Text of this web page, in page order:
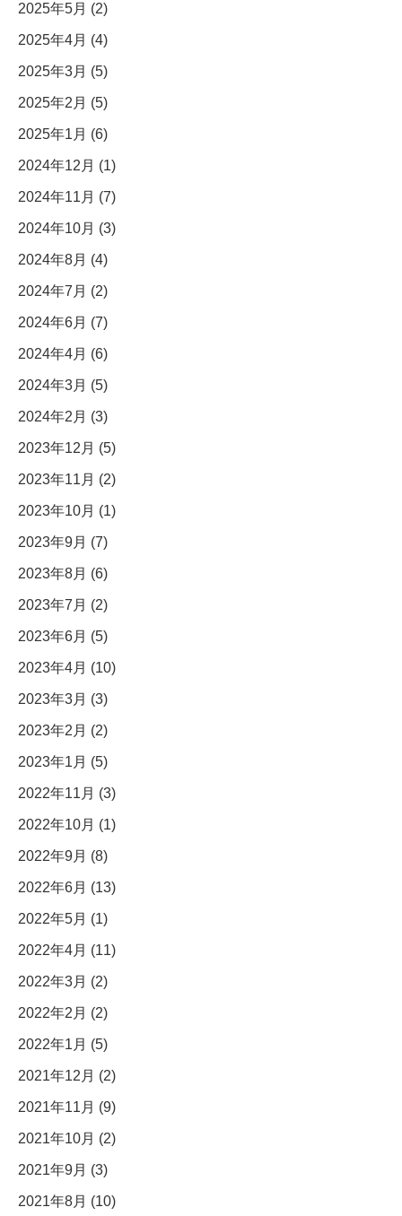
2025年5月 (2)
2025年4月 (4)
2025年3月 (5)
2025年2月 (5)
2025年1月 (6)
2024年12月 (1)
2024年11月 (7)
2024年10月 (3)
2024年8月 (4)
2024年7月 (2)
2024年6月 (7)
2024年4月 (6)
2024年3月 (5)
2024年2月 (3)
2023年12月 (5)
2023年11月 (2)
2023年10月 (1)
2023年9月 (7)
2023年8月 (6)
2023年7月 (2)
2023年6月 (5)
2023年4月 (10)
2023年3月 (3)
2023年2月 (2)
2023年1月 (5)
2022年11月 (3)
2022年10月 (1)
2022年9月 (8)
2022年6月 (13)
2022年5月 (1)
2022年4月 (11)
2022年3月 (2)
2022年2月 (2)
2022年1月 (5)
2021年12月 (2)
2021年11月 (9)
2021年10月 (2)
2021年9月 (3)
2021年8月 (10)